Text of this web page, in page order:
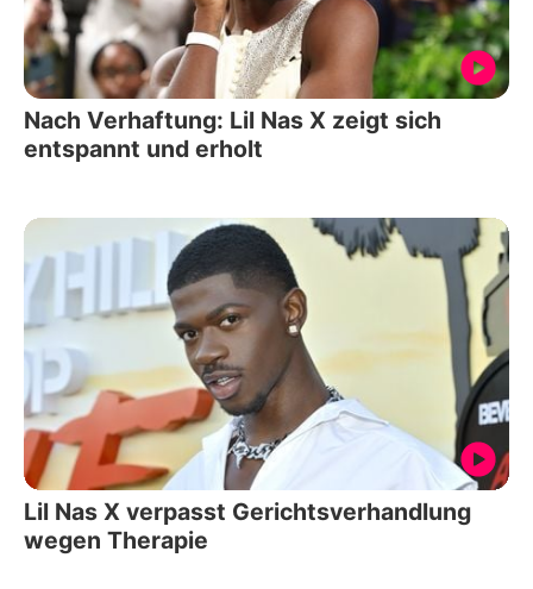
Nach Verhaftung: Lil Nas X zeigt sich
entspannt und erholt
Lil Nas X verpasst Gerichtsverhandlung
wegen Therapie